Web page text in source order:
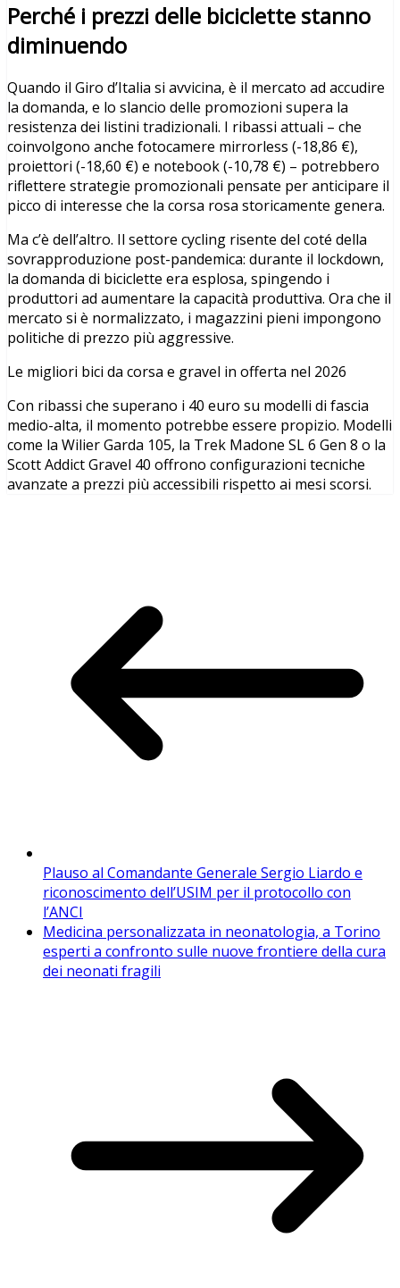
Perché i prezzi delle biciclette stanno
diminuendo
Quando il Giro d’Italia si avvicina, è il mercato ad accudire
la domanda, e lo slancio delle promozioni supera la
resistenza dei listini tradizionali. I ribassi attuali – che
coinvolgono anche fotocamere mirrorless (-18,86 €),
proiettori (-18,60 €) e notebook (-10,78 €) – potrebbero
riflettere strategie promozionali pensate per anticipare il
picco di interesse che la corsa rosa storicamente genera.
Ma c’è dell’altro. Il settore cycling risente del coté della
sovrapproduzione post-pandemica: durante il lockdown,
la domanda di biciclette era esplosa, spingendo i
produttori ad aumentare la capacità produttiva. Ora che il
mercato si è normalizzato, i magazzini pieni impongono
politiche di prezzo più aggressive.
Le migliori bici da corsa e gravel in offerta nel 2026
Con ribassi che superano i 40 euro su modelli di fascia
medio-alta, il momento potrebbe essere propizio. Modelli
come la Wilier Garda 105, la Trek Madone SL 6 Gen 8 o la
Scott Addict Gravel 40 offrono configurazioni tecniche
avanzate a prezzi più accessibili rispetto ai mesi scorsi.
Plauso al Comandante Generale Sergio Liardo e
riconoscimento dell’USIM per il protocollo con
l’ANCI
Medicina personalizzata in neonatologia, a Torino
esperti a confronto sulle nuove frontiere della cura
dei neonati fragili